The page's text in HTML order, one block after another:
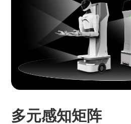
多元感知矩阵